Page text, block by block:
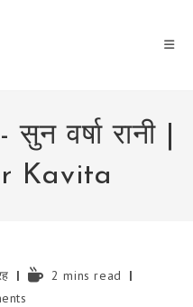
वर्षा रानी |
Kavita
Reading2 mins read